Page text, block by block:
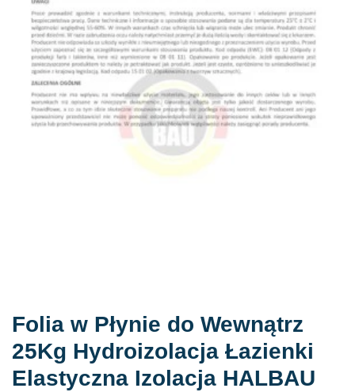
Folia w Płynie do Wewnątrz
25Kg Hydroizolacja Łazienki
Elastyczna Izolacja HALBAU